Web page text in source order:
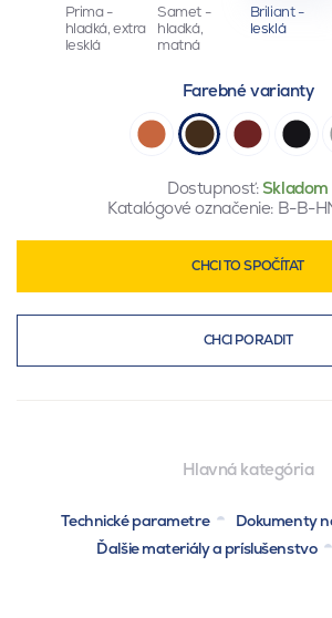
Prima -
hladká, extra
lesklá
Samet -
hladká,
matná
Briliant -
lesklá
Farebné varianty
Dostupnosť:Skladom
Katalógové označenie: B-B-
CHCI TO SPOČÍTAT
CHCI PORADIT
Hlavná kategória
Technické parametre
Dokumenty
Ďalšie materiály a príslušenstvo